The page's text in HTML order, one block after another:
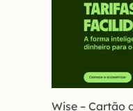
Wise – Cartão